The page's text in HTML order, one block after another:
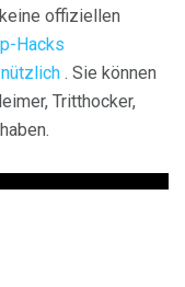
offiziellen
Hacks
. Sie können
Tritthocker,